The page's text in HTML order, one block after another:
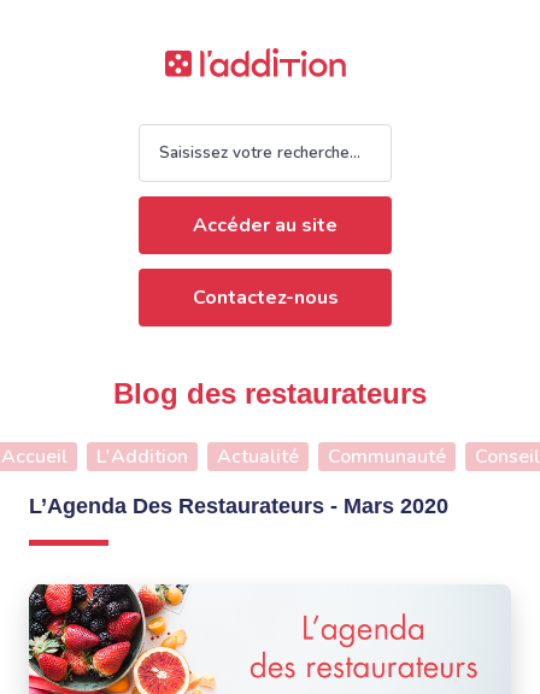
Accéder au site
Contactez-nous
Blog des restaurateurs
Accueil L'Addition Actualité Communauté Conseil
L’Agenda Des Restaurateurs - Mars 2020